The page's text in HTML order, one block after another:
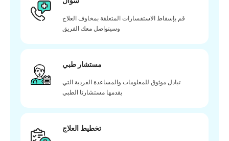
قم بإسقاط الاستفسارات المتعلقة بمخاوف العلاج
وسيتواصل معك الفريق
مستشار طبي
تبادل موثوق للمعلومات والمساعدة الفردية التي
يقدمها مستشارنا الطبي
تخطيط العلاج